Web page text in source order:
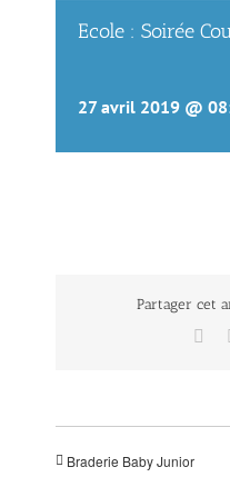
Ecole : Soirée
27 avril 2019 @
Partager cet
Braderie Baby Junior